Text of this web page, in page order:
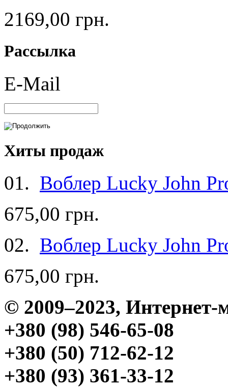
2169,00 грн.
Рассылка
E-Mail
Хиты продаж
01. Воблер Lucky John
675,00 грн.
02. Воблер Lucky John
675,00 грн.
© 2009–2023,
+380 (98) 546-65-08
+380 (50) 712-62-12
+380 (93) 361-33-12